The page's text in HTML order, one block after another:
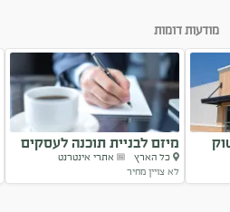
מודעות דומות
מיזם לבניית תוכנה לעסקים
מתחילים
כל הארץ
אתרי אינטרנט
לא צויין מחיר